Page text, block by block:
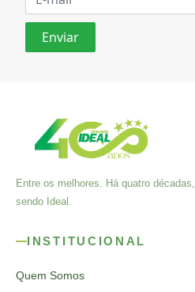
Entre os melhores. Há quatro décadas,
sendo Ideal.
INSTITUCIONAL
Quem Somos